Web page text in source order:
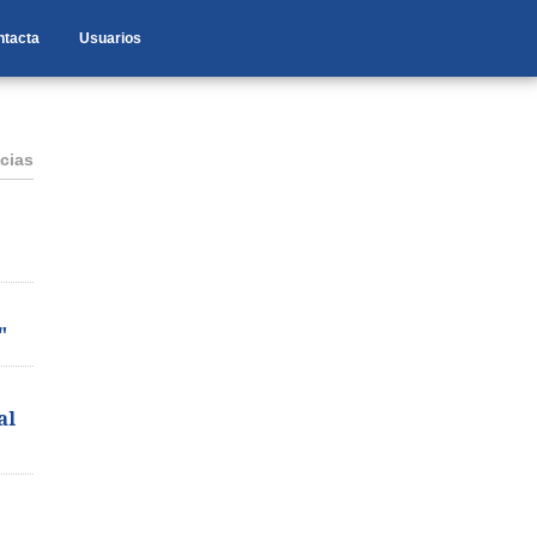
Usuarios